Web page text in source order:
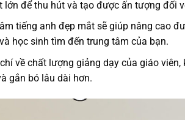
để thu hút và tạo được ấn tượng đối
tiếng anh đẹp mắt sẽ giúp nâng cao
học sinh tìm đến trung tâm của bạn.
về chất lượng giảng dạy của giáo
gắn bó lâu dài hơn.